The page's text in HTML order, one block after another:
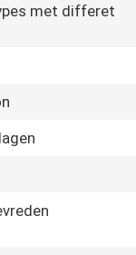
met differet